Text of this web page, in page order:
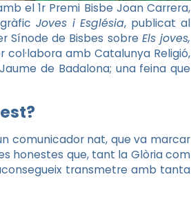
el 1r Premi Bisbe Joan Carrera,
Joves i Església, publicat al
Sínode de Bisbes sobre Els joves,
col·labora amb Catalunya Religió,
de Badalona; una feina que
comunicador nat, que va marcar
honestes que, tant la Glòria com
transmetre amb tanta